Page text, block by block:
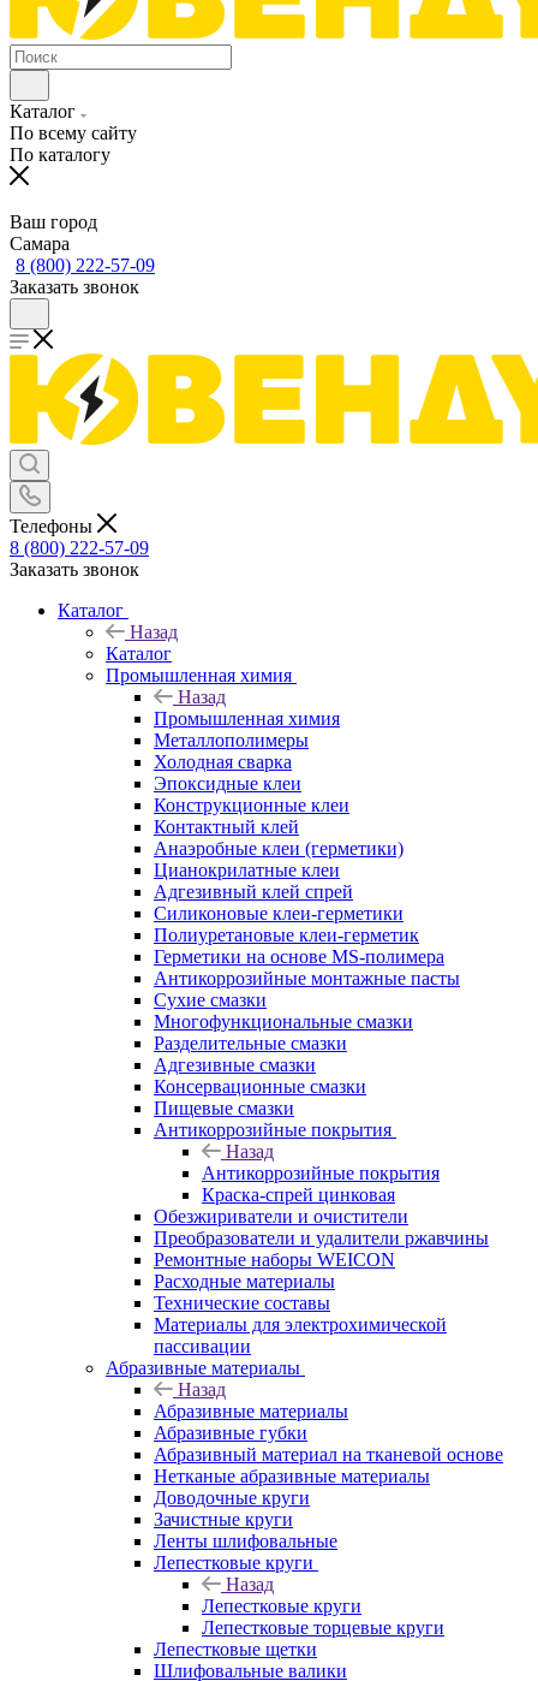
Каталог
По всему сайту
По каталогу
Ваш город
Самара
8 (800) 222-57-09
Заказать звонок
Телефоны
8 (800) 222-57-09
Заказать звонок
Каталог
Назад
Каталог
Промышленная химия
Назад
Промышленная химия
Металлополимеры
Холодная сварка
Эпоксидные клеи
Конструкционные клеи
Контактный клей
Анаэробные клеи (герметики)
Цианокрилатные клеи
Адгезивный клей спрей
Силиконовые клеи-герметики
Полиуретановые клеи-герметик
Герметики на основе MS-полимера
Антикоррозийные монтажные пасты
Сухие смазки
Многофункциональные смазки
Разделительные смазки
Адгезивные смазки
Консервационные смазки
Пищевые смазки
Антикоррозийные покрытия
Назад
Антикоррозийные покрытия
Краска-спрей цинковая
Обезжириватели и очистители
Преобразователи и удалители ржавчины
Ремонтные наборы WEICON
Расходные материалы
Технические составы
Материалы для электрохимической
пассивации
Абразивные материалы
Назад
Абразивные материалы
Абразивные губки
Абразивный материал на тканевой основе
Нетканые абразивные материалы
Доводочные круги
Зачистные круги
Ленты шлифовальные
Лепестковые круги
Назад
Лепестковые круги
Лепестковые торцевые круги
Лепестковые щетки
Шлифовальные валики